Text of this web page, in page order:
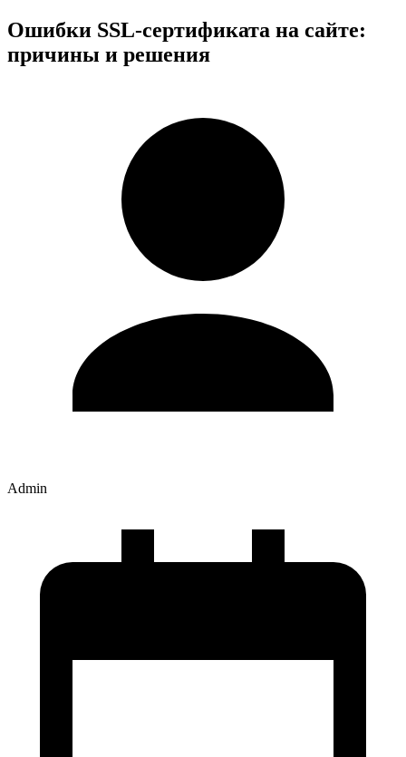
Ошибки SSL-сертификата на сайте:
причины и решения
Admin